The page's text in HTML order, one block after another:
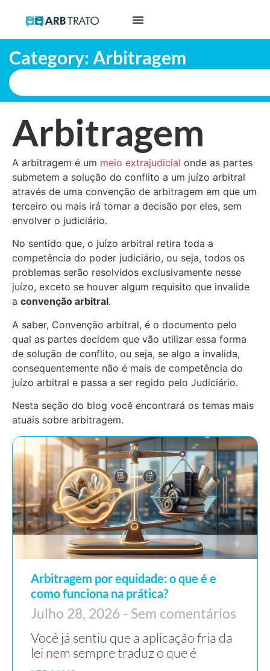
Category: Arbitragem
Arbitragem
A arbitragem é um meio extrajudicial onde as partes
submetem a solução do conflito a um juízo arbitral
através de uma convenção de arbitragem em que um
terceiro ou mais irá tomar a decisão por eles, sem
envolver o judiciário.
No sentido que, o juízo arbitral retira toda a
competência do poder judiciário, ou seja, todos os
problemas serão resolvidos exclusivamente nesse
juízo, exceto se houver algum requisito que invalide
a convenção arbitral.
A saber, Convenção arbitral, é o documento pelo
qual as partes decidem que vão utilizar essa forma
de solução de conflito, ou seja, se algo a invalida,
consequentemente não é mais de competência do
juízo arbitral e passa a ser regido pelo Judiciário.
Nesta seção do blog você encontrará os temas mais
atuais sobre arbitragem.
Arbitragem por equidade: o que é e
como funciona na prática?
Julho 28, 2026 Sem comentários
Você já sentiu que a aplicação fria da
lei nem sempre traduz o que é